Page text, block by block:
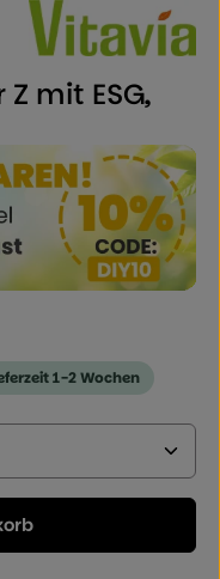
5 Sternen
mit ESG,
1-2 Wochen
gewünschten